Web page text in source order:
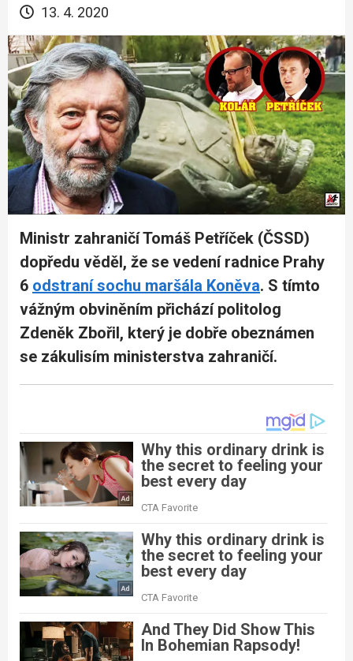
13. 4. 2020
Ministr zahraničí Tomáš Petříček (ČSSD)
dopředu věděl, že se vedení radnice Prahy
6 odstraní sochu maršála Koněva. S tímto
vážným obviněním přichází politolog
Zdeněk Zbořil, který je dobře obeznámen
se zákulisím ministerstva zahraničí.